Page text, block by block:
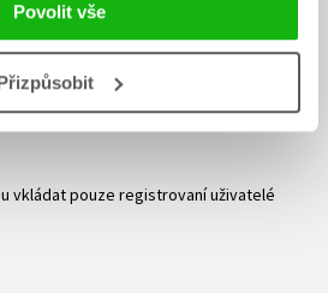
Povolit vše
žádná uživatelská hodnocení.
vkládat pouze registrovaní uživatelé